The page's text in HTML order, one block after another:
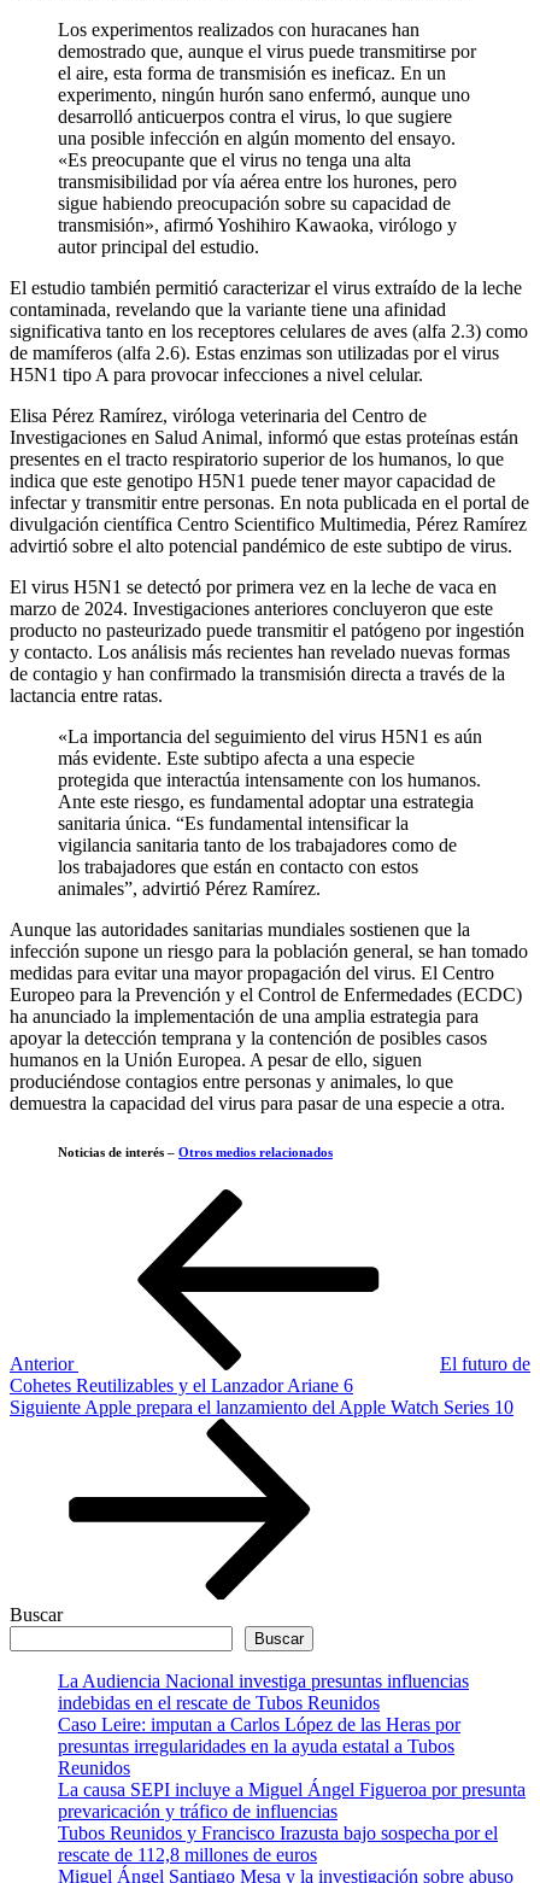
Los experimentos realizados con huracanes han
demostrado que, aunque el virus puede transmitirse por
el aire, esta forma de transmisión es ineficaz. En un
experimento, ningún hurón sano enfermó, aunque uno
desarrolló anticuerpos contra el virus, lo que sugiere
una posible infección en algún momento del ensayo.
«Es preocupante que el virus no tenga una alta
transmisibilidad por vía aérea entre los hurones, pero
sigue habiendo preocupación sobre su capacidad de
transmisión», afirmó Yoshihiro Kawaoka, virólogo y
autor principal del estudio.
El estudio también permitió caracterizar el virus extraído de la leche
contaminada, revelando que la variante tiene una afinidad
significativa tanto en los receptores celulares de aves (alfa 2.3) como
de mamíferos (alfa 2.6). Estas enzimas son utilizadas por el virus
H5N1 tipo A para provocar infecciones a nivel celular.
Elisa Pérez Ramírez, viróloga veterinaria del Centro de
Investigaciones en Salud Animal, informó que estas proteínas están
presentes en el tracto respiratorio superior de los humanos, lo que
indica que este genotipo H5N1 puede tener mayor capacidad de
infectar y transmitir entre personas. En nota publicada en el portal de
divulgación científica Centro Scientifico Multimedia, Pérez Ramírez
advirtió sobre el alto potencial pandémico de este subtipo de virus.
El virus H5N1 se detectó por primera vez en la leche de vaca en
marzo de 2024. Investigaciones anteriores concluyeron que este
producto no pasteurizado puede transmitir el patógeno por ingestión
y contacto. Los análisis más recientes han revelado nuevas formas
de contagio y han confirmado la transmisión directa a través de la
lactancia entre ratas.
«La importancia del seguimiento del virus H5N1 es aún
más evidente. Este subtipo afecta a una especie
protegida que interactúa intensamente con los humanos.
Ante este riesgo, es fundamental adoptar una estrategia
sanitaria única. “Es fundamental intensificar la
vigilancia sanitaria tanto de los trabajadores como de
los trabajadores que están en contacto con estos
animales”, advirtió Pérez Ramírez.
Aunque las autoridades sanitarias mundiales sostienen que la
infección supone un riesgo para la población general, se han tomado
medidas para evitar una mayor propagación del virus. El Centro
Europeo para la Prevención y el Control de Enfermedades (ECDC)
ha anunciado la implementación de una amplia estrategia para
apoyar la detección temprana y la contención de posibles casos
humanos en la Unión Europea. A pesar de ello, siguen
produciéndose contagios entre personas y animales, lo que
demuestra la capacidad del virus para pasar de una especie a otra.
Noticias de interés – Otros medios relacionados
Anterior
El futuro de
Cohetes Reutilizables y el Lanzador Ariane 6
Siguiente
Siguiente Apple prepara el lanzamiento del Apple Watch Series 10
Buscar
Buscar
La Audiencia Nacional investiga presuntas influencias
indebidas en el rescate de Tubos Reunidos
Caso Leire: imputan a Carlos López de las Heras por
presuntas irregularidades en la ayuda estatal a Tubos
Reunidos
La causa SEPI incluye a Miguel Ángel Figueroa por presunta
prevaricación y tráfico de influencias
Tubos Reunidos y Francisco Irazusta bajo sospecha por el
rescate de 112,8 millones de euros
Miguel Ángel Santiago Mesa y la investigación sobre abuso